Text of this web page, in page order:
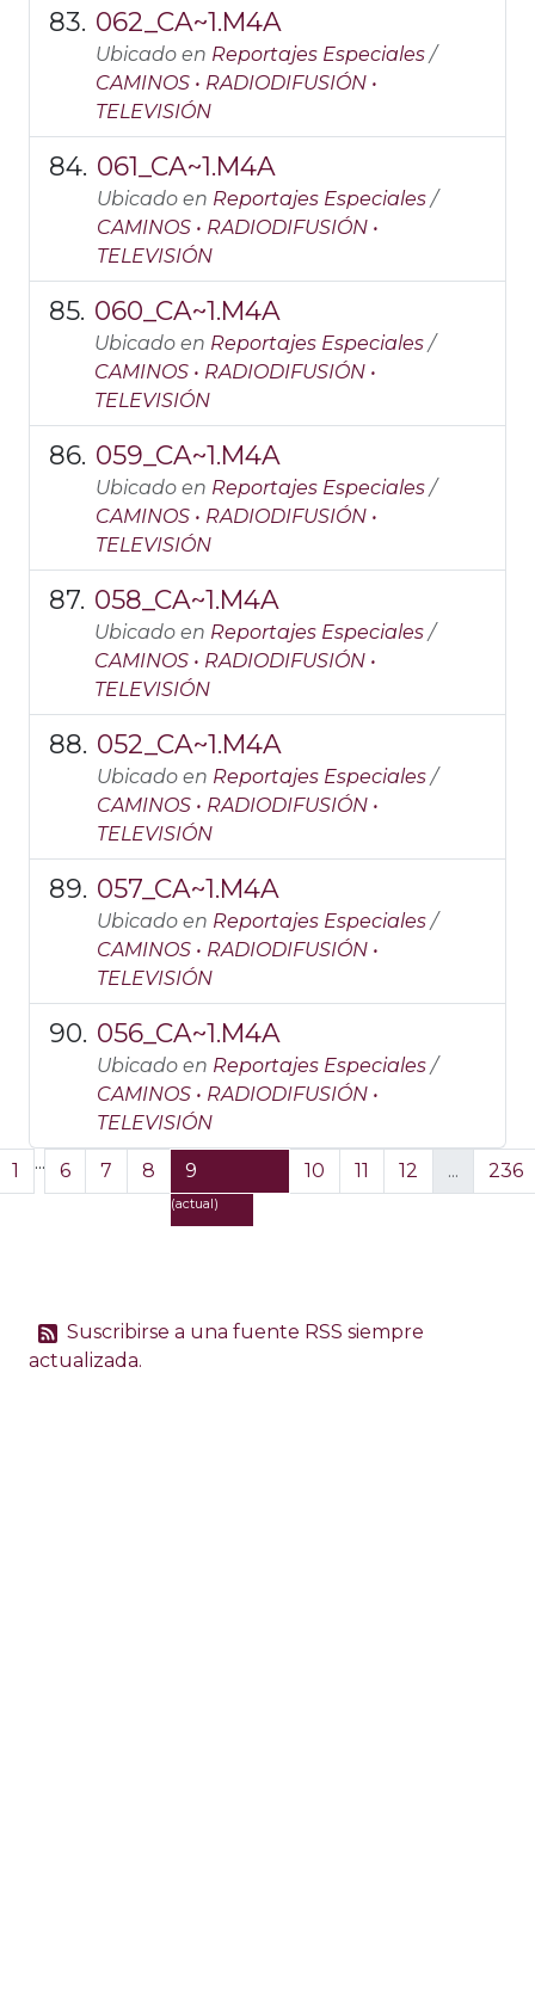
062_CA~1.M4A
Ubicado en Reportajes Especiales /
CAMINOS • RADIODIFUSIÓN •
TELEVISIÓN
061_CA~1.M4A
Ubicado en Reportajes Especiales /
CAMINOS • RADIODIFUSIÓN •
TELEVISIÓN
060_CA~1.M4A
Ubicado en Reportajes Especiales /
CAMINOS • RADIODIFUSIÓN •
TELEVISIÓN
059_CA~1.M4A
Ubicado en Reportajes Especiales /
CAMINOS • RADIODIFUSIÓN •
TELEVISIÓN
058_CA~1.M4A
Ubicado en Reportajes Especiales /
CAMINOS • RADIODIFUSIÓN •
TELEVISIÓN
052_CA~1.M4A
Ubicado en Reportajes Especiales /
CAMINOS • RADIODIFUSIÓN •
TELEVISIÓN
057_CA~1.M4A
Ubicado en Reportajes Especiales /
CAMINOS • RADIODIFUSIÓN •
TELEVISIÓN
056_CA~1.M4A
Ubicado en Reportajes Especiales /
CAMINOS • RADIODIFUSIÓN •
TELEVISIÓN
1 ... 6 7 8 9
(actual)
10 11 12 ... 236
Suscribirse a una fuente RSS siempre
actualizada.